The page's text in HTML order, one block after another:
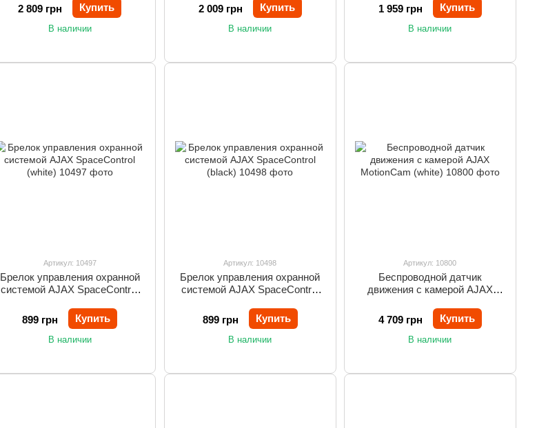
2 809 грн
Купить
В наличии
2 009 грн
Купить
В наличии
1 959 грн
Купить
В наличии
Артикул: 10497
Брелок управления охранной
системой AJAX SpaceControl
899 грн
Купить
В наличии
Артикул: 10498
Брелок управления охранной
системой AJAX SpaceControl
899 грн
Купить
В наличии
Артикул: 10800
Беспроводной датчик
движения с камерой AJAX
4 709 грн
Купить
В наличии